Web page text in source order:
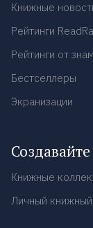
Книжные
Рейтинги
Рейтинги от
Бестселлеры
Экранизации
Создавайте
Книжные
Личный